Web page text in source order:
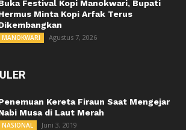
Festival Kopi Manokwari, Bupati
Minta Kopi Arfak Terus
MANOKWARI Agustus 7, 2026
Kereta Firaun Saat Mengejar
Musa di Laut Merah
NASIONAL Juni 3, 2019